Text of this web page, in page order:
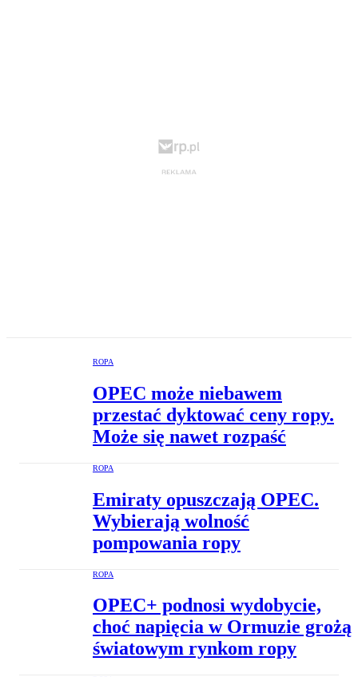
ROPA
OPEC może niebawem
przestać dyktować ceny ropy.
Może się nawet rozpaść
ROPA
Emiraty opuszczają OPEC.
Wybierają wolność
pompowania ropy
ROPA
OPEC+ podnosi wydobycie,
choć napięcia w Ormuzie grożą
światowym rynkom ropy